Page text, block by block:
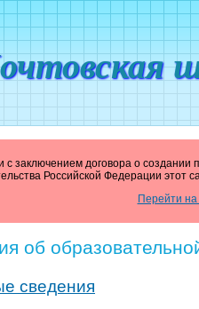
с заключением договора о
Российской Федерации
Перейти
об
сведения